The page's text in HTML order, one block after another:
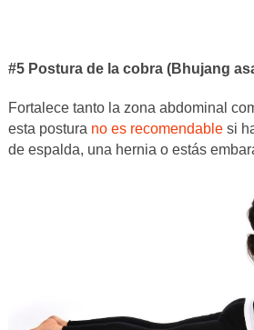
#5 Postura de la cobra (Bhujang
Fortalece tanto la zona abdominal
esta postura no es recomendablesi
de espalda, una hernia o estás